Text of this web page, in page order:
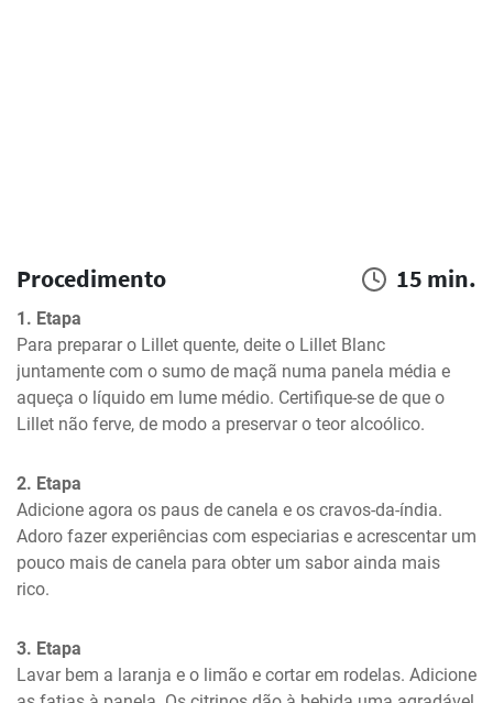
Procedimento 15 min.
1. Etapa
Para preparar o Lillet quente, deite o Lillet Blanc
juntamente com o sumo de maçã numa panela média e
aqueça o líquido em lume médio. Certifique-se de que o
Lillet não ferve, de modo a preservar o teor alcoólico.
2. Etapa
Adicione agora os paus de canela e os cravos-da-índia.
Adoro fazer experiências com especiarias e acrescentar um
pouco mais de canela para obter um sabor ainda mais
rico.
3. Etapa
Lavar bem a laranja e o limão e cortar em rodelas. Adicione